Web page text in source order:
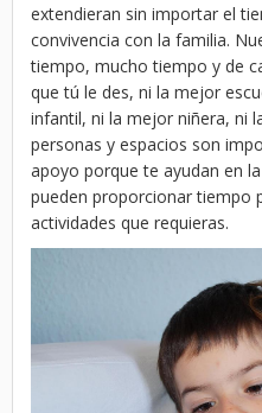
extendieran sin importar el
convivencia con la familia.
tiempo, mucho tiempo y de
que tú le des, ni la mejor
infantil, ni la mejor niñera, ni
personas y espacios son
apoyo porque te ayudan en
pueden proporcionar tiempo
actividades que requieras.